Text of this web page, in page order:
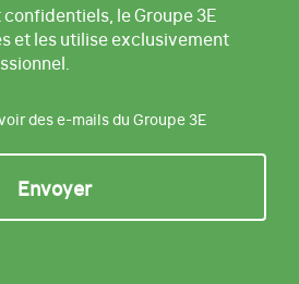
le Groupe 3E
et les utilise exclusivement
des e-mails du Groupe 3E